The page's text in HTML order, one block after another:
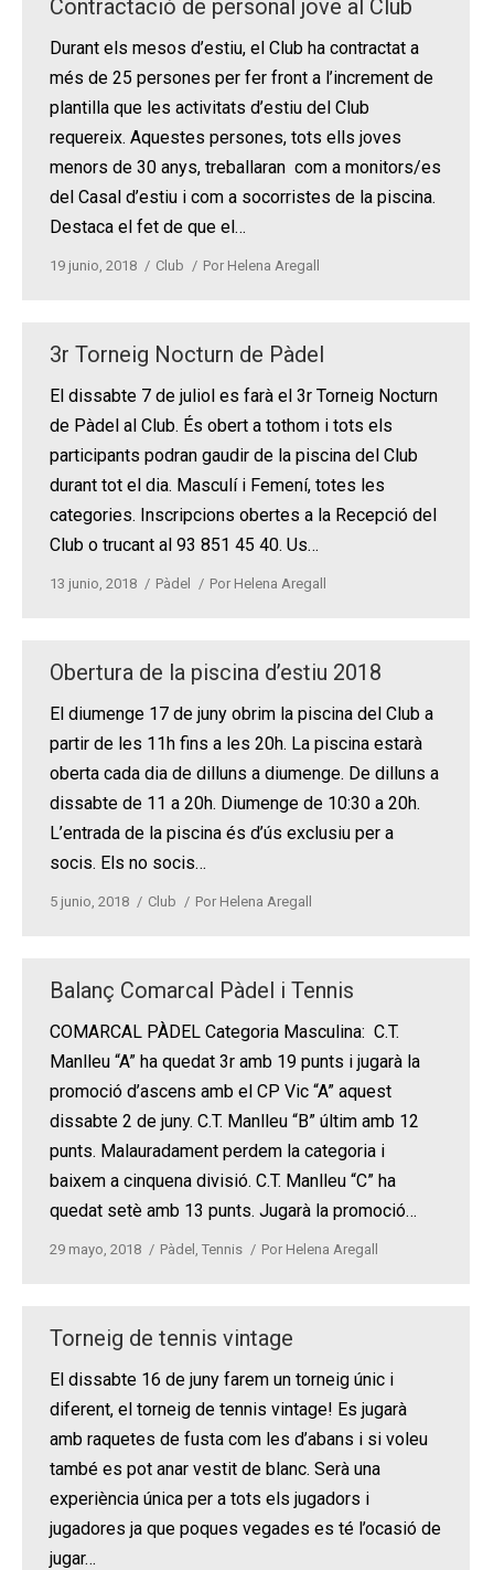
Contractació de personal jove al Club
Durant els mesos d’estiu, el Club ha contractat a
més de 25 persones per fer front a l’increment de
plantilla que les activitats d’estiu del Club
requereix. Aquestes persones, tots ells joves
menors de 30 anys, treballaran com a monitors/es
del Casal d’estiu i com a socorristes de la piscina.
Destaca el fet de que el…
19 junio, 2018 Club Por Helena Aregall
3r Torneig Nocturn de Pàdel
El dissabte 7 de juliol es farà el 3r Torneig Nocturn
de Pàdel al Club. És obert a tothom i tots els
participants podran gaudir de la piscina del Club
durant tot el dia. Masculí i Femení, totes les
categories. Inscripcions obertes a la Recepció del
Club o trucant al 93 851 45 40. Us…
13 junio, 2018 Pàdel Por Helena Aregall
Obertura de la piscina d’estiu 2018
El diumenge 17 de juny obrim la piscina del Club a
partir de les 11h fins a les 20h. La piscina estarà
oberta cada dia de dilluns a diumenge. De dilluns a
dissabte de 11 a 20h. Diumenge de 10:30 a 20h.
L’entrada de la piscina és d’ús exclusiu per a
socis. Els no socis…
5 junio, 2018 Club Por Helena Aregall
Balanç Comarcal Pàdel i Tennis
COMARCAL PÀDEL Categoria Masculina: C.T.
Manlleu “A” ha quedat 3r amb 19 punts i jugarà la
promoció d’ascens amb el CP Vic “A” aquest
dissabte 2 de juny. C.T. Manlleu “B” últim amb 12
punts. Malauradament perdem la categoria i
baixem a cinquena divisió. C.T. Manlleu “C” ha
quedat setè amb 13 punts. Jugarà la promoció…
29 mayo, 2018 Pàdel , Tennis Por Helena Aregall
Torneig de tennis vintage
El dissabte 16 de juny farem un torneig únic i
diferent, el torneig de tennis vintage! Es jugarà
amb raquetes de fusta com les d’abans i si voleu
també es pot anar vestit de blanc. Serà una
experiència única per a tots els jugadors i
jugadores ja que poques vegades es té l’ocasió de
jugar…